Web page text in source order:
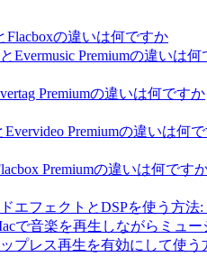
Flacboxの違いは何ですか
Evermusic Premiumの違いは
Premiumの違いは何ですか
Evervideo Premiumの違いは何
Premiumの違いは何です
エフェクトとDSPを使う方法:
で音楽を再生しながらミュ
プレス再生を有効にして使う